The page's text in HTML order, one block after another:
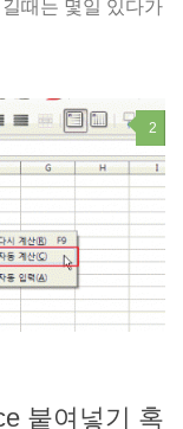
때는 몇일 있다가
2
붙여넣기 혹